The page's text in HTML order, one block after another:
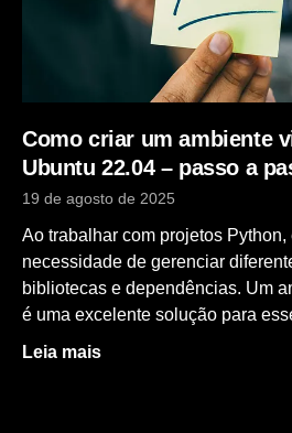
install <pacote> EX: pip install
<pacote> Ex: pip uninstall flask
flask Ex: pip list Por último, o
bastante interessante. Ele gera
Como criar um ambiente
Ubuntu 22.04 – passo a
19 de agosto de 2025
Ao trabalhar com projetos Python,
necessidade de gerenciar
bibliotecas e dependências. Um
é uma excelente solução para
que você crie e isole ambientes
Leia mais